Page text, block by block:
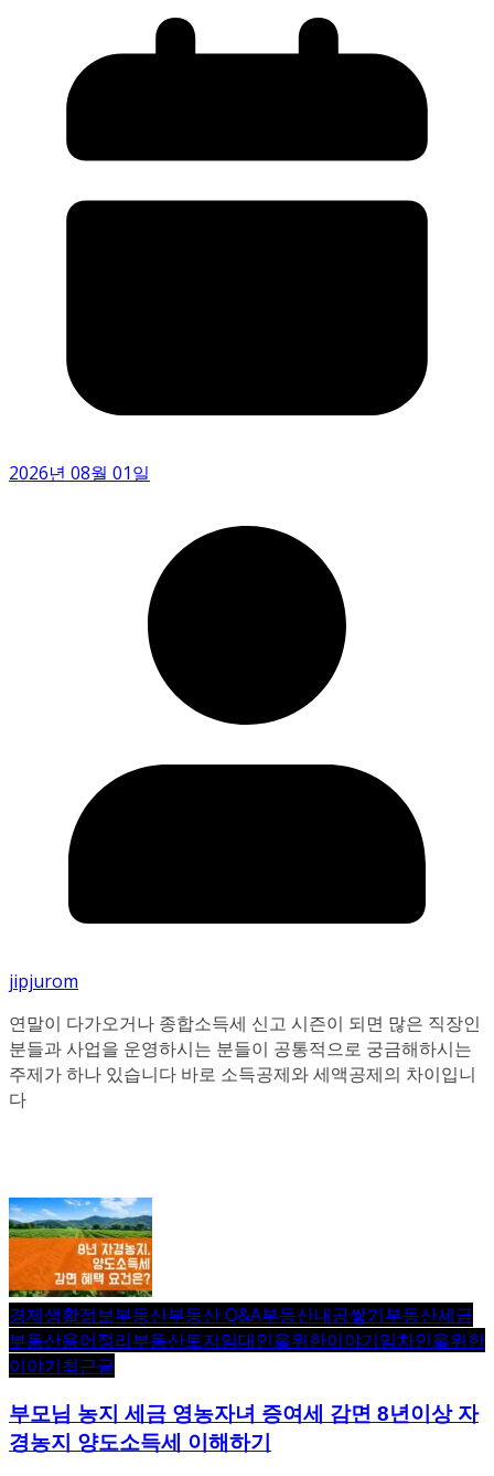
2026년 08월 01일
jipjurom
연말이 다가오거나 종합소득세 신고 시즌이 되면 많은 직장인
분들과 사업을 운영하시는 분들이 공통적으로 궁금해하시는
주제가 하나 있습니다 바로 소득공제와 세액공제의 차이입니
다
경제생활정보부동산부동산 Q&A부동산내공쌓기부동산세금
부동산용어정리부동산토지임대인을위한이야기임차인을위한
이야기최근글
부모님 농지 세금 영농자녀 증여세 감면 8년이상 자
경농지 양도소득세 이해하기